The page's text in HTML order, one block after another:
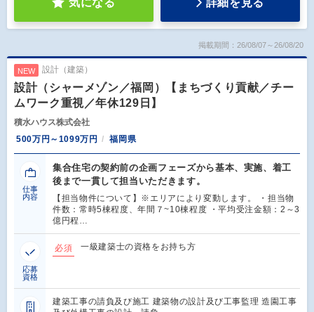
掲載期間：26/08/07～26/08/20
NEW 設計（建築）
設計（シャーメゾン／福岡）【まちづくり貢献／チー
ムワーク重視／年休129日】
積水ハウス株式会社
500万円～1099万円
福岡県
仕事
内容
集合住宅の契約前の企画フェーズから基本、実施、着工
後まで一貫して担当いただきます。
【担当物件について】※エリアにより変動します。 ・担当物
件数：常時5棟程度、年間７~10棟程度 ・平均受注金額：2～3
億円程…
応募
資格
必須 一級建築士の資格をお持ち方
建築工事の請負及び施工 建築物の設計及び工事監理 造園工事